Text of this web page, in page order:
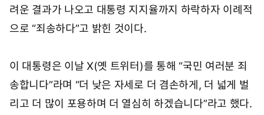
려운 결과가 나오고 대통령 지지율까지 하락하자 이례적
으로 “죄송하다”고 밝힌 것이다.
이 대통령은 이날 X(옛 트위터)를 통해 “국민 여러분 죄
송합니다”라며 “더 낮은 자세로 더 겸손하게, 더 넓게 벌
리고 더 많이 포용하며 더 열심히 하겠습니다”라고 했다.